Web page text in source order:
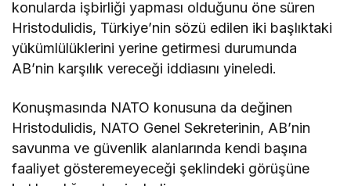
konularda işbirliği yapması olduğunu öne süren
Hristodulidis, Türkiye’nin sözü edilen iki başlıktaki
yükümlülüklerini yerine getirmesi durumunda
AB’nin karşılık vereceği iddiasını yineledi.
Konuşmasında NATO konusuna da değinen
Hristodulidis, NATO Genel Sekreterinin, AB’nin
savunma ve güvenlik alanlarında kendi başına
faaliyet gösteremeyeceği şeklindeki görüşüne